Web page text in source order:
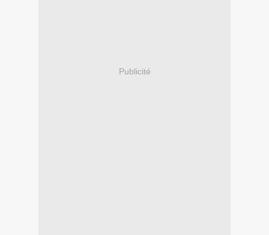
Publicité